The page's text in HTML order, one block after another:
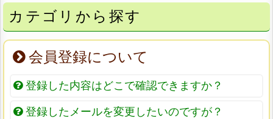
カテゴリから探す
会員登録について
登録した内容はどこで確認できますか？
登録したメールを変更したいのですが？